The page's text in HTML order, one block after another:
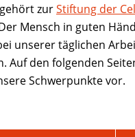
zurStiftung der
Mensch in guten
unserer täglichen
Auf den folgenden
Schwerpunkte vor.